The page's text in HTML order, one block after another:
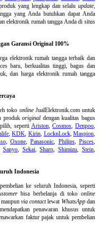
yang lengkap dan selalu update,
yang Anda butuhkan dapat Anda
elektronik rumah tangga Anda di situs
Garansi Original 100%
elektronik rumah tangga terbaik dan
baru, berkualitas tinggi, bagus dan
dan harga elektronik rumah tangga
toko onlineJualElektronik.com untuk
produkoriginal dengan kualitas bagus
seperti Ariston,Cosmos,Denpoo,
,KDK, Kirin, LocknLock,Maspion,
, Oxone,Panasonic, Philips, Pisces,
Sanyo, Sekai,Sharp,Shimizu,Stein,
Indonesia
ke seluruh Indonesia, seperti
bisa berbelanja di tokoonline
maupun via contactlewat WhatsAppdan
penawaran khusus untuk
faktur pajak untuk pembelian